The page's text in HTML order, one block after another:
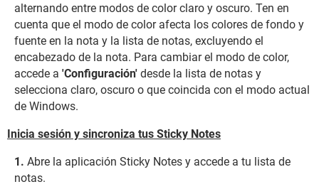
alternando entre modos de color claro y oscuro. Ten en
cuenta que el modo de color afecta los colores de fondo y
fuente en la nota y la lista de notas, excluyendo el
encabezado de la nota. Para cambiar el modo de color,
accede a 'Configuración' desde la lista de notas y
selecciona claro, oscuro o que coincida con el modo actual
de Windows.
Inicia sesión y sincroniza tus Sticky Notes
Abre la aplicación Sticky Notes y accede a tu lista de
notas.